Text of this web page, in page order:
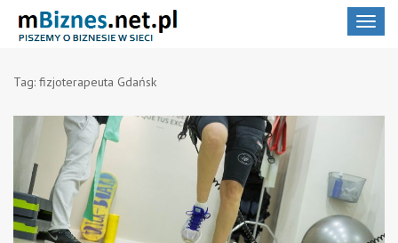
Toggle
Tag: fizjoterapeuta Gdańsk